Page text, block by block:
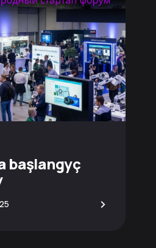
başlangyç
>